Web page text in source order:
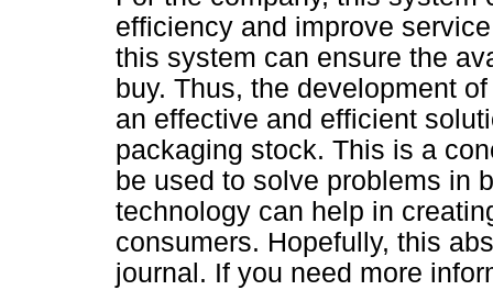
efficiency and improve
this system can ensure the
buy. Thus, the development
an effective and efficient
packaging stock. This is a
be used to solve problems in
technology can help in
consumers. Hopefully, this
journal. If you need more